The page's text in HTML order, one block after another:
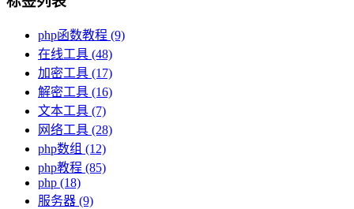
php函数教程 (9)
在线工具 (48)
加密工具 (17)
解密工具 (16)
文本工具 (7)
网络工具 (28)
php数组 (12)
php教程 (85)
php (18)
服务器 (9)